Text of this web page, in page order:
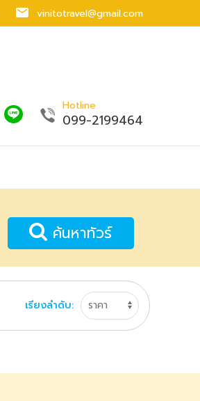
vinitotravel@gmail.com
Hotline
099-2199464
ค้นหาทัวร์
เรียงลำดับ: